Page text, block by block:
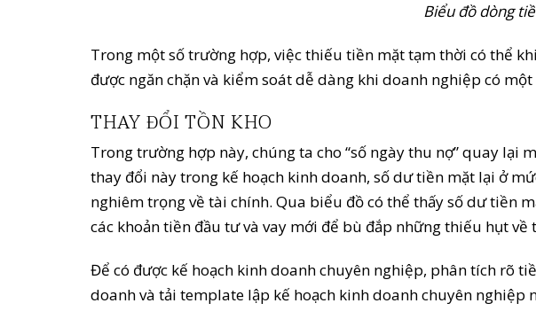
Biểu đồ dòng
Trong một số trường hợp, việc thiếu tiền mặt tạm thời có thể
được ngăn chặn và kiểm soát dễ dàng khi doanh nghiệp có
THAY ĐỔI TỒN KHO
Trong trường hợp này, chúng ta cho “số ngày thu nợ” quay lại
thay đổi này trong kế hoạch kinh doanh, số dư tiền mặt lại ở
nghiêm trọng về tài chính. Qua biểu đồ có thể thấy số dư tiền
các khoản tiền đầu tư và vay mới để bù đắp những thiếu hụt
Để có được kế hoạch kinh doanh chuyên nghiệp, phân tích rõ
doanh và tải template lập kế hoạch kinh doanh chuyên nghiệp